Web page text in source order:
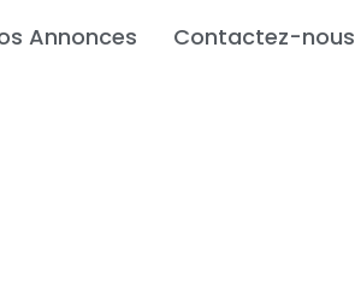
Annonces Contactez-nous